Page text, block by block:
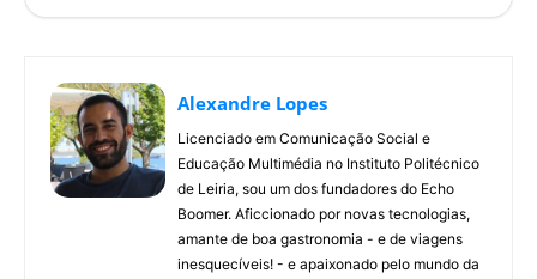
Alexandre Lopes
Licenciado em Comunicação Social e
Educação Multimédia no Instituto Politécnico
de Leiria, sou um dos fundadores do Echo
Boomer. Aficcionado por novas tecnologias,
amante de boa gastronomia - e de viagens
inesquecíveis! - e apaixonado pelo mundo da